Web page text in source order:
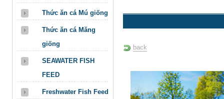
back
Thức ăn cá Mú giống
Thức ăn cá Măng
giống
SEAWATER FISH
FEED
Freshwater Fish Feed